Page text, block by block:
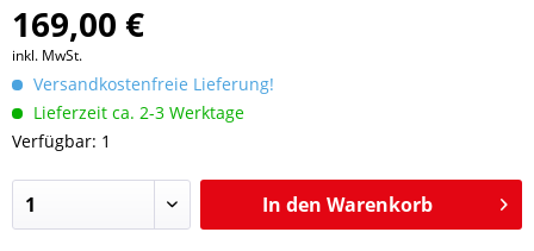
169,00 €
inkl. MwSt.
Versandkostenfreie Lieferung!
Lieferzeit ca. 2-3 Werktage
Verfügbar: 1
In den Warenkorb